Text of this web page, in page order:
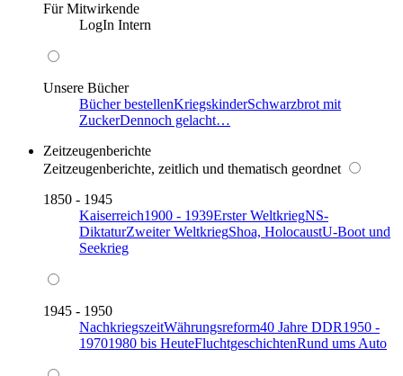
Für Mitwirkende
LogIn Intern
Unsere Bücher
Bücher bestellenKriegskinderSchwarzbrot mit
ZuckerDennoch gelacht…
Zeitzeugenberichte
Zeitzeugenberichte, zeitlich und thematisch geordnet
1850 - 1945
Kaiserreich1900 - 1939Erster WeltkriegNS-
DiktaturZweiter WeltkriegShoa, HolocaustU-Boot und
Seekrieg
1945 - 1950
NachkriegszeitWährungsreform40 Jahre DDR1950 -
19701980 bis HeuteFluchtgeschichtenRund ums Auto